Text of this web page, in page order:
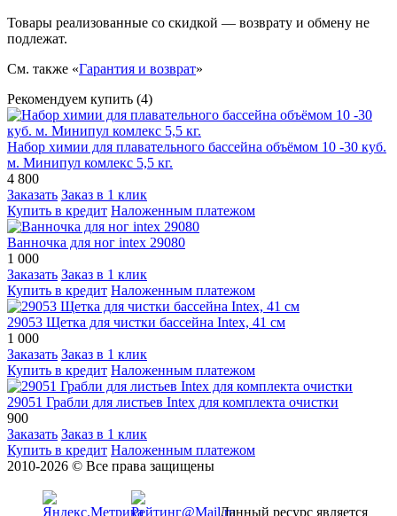
Товары реализованные со скидкой — возврату и обмену не
подлежат.
См. также «Гарантия и возврат»
Рекомендуем купить (4)
Набор химии для плавательного бассейна объёмом 10 -30 куб.
м. Минипул комлекс 5,5 кг.
4 800
Заказать Заказ в 1 клик
Купить в кредит Наложенным платежом
Ванночка для ног intex 29080
1 000
Заказать Заказ в 1 клик
Купить в кредит Наложенным платежом
29053 Щетка для чистки бассейна Intex, 41 см
1 000
Заказать Заказ в 1 клик
Купить в кредит Наложенным платежом
29051 Грабли для листьев Intex для комплекта очистки
900
Заказать Заказ в 1 клик
Купить в кредит Наложенным платежом
2010-2026 © Все права защищены
Данный ресурс является